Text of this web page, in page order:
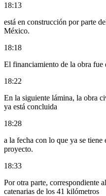
18:13
está en construcción por parte
México.
18:18
El financiamiento de la obra fue
18:22
En la siguiente lámina, la obra
ya está concluida
18:28
a la fecha con lo que ya se
proyecto.
18:33
Por otra parte, correspondiente
catenarias de los 41 kilómetros